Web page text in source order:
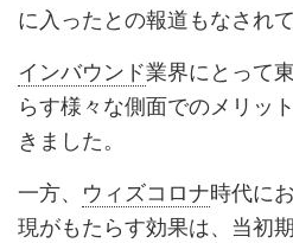
に入ったとの報道もなされて
インバウンド業界にとって
らす様々な側面でのメリッ
きました。
一方、 ウィズコロナ時代に
現がもたらす効果は、当初